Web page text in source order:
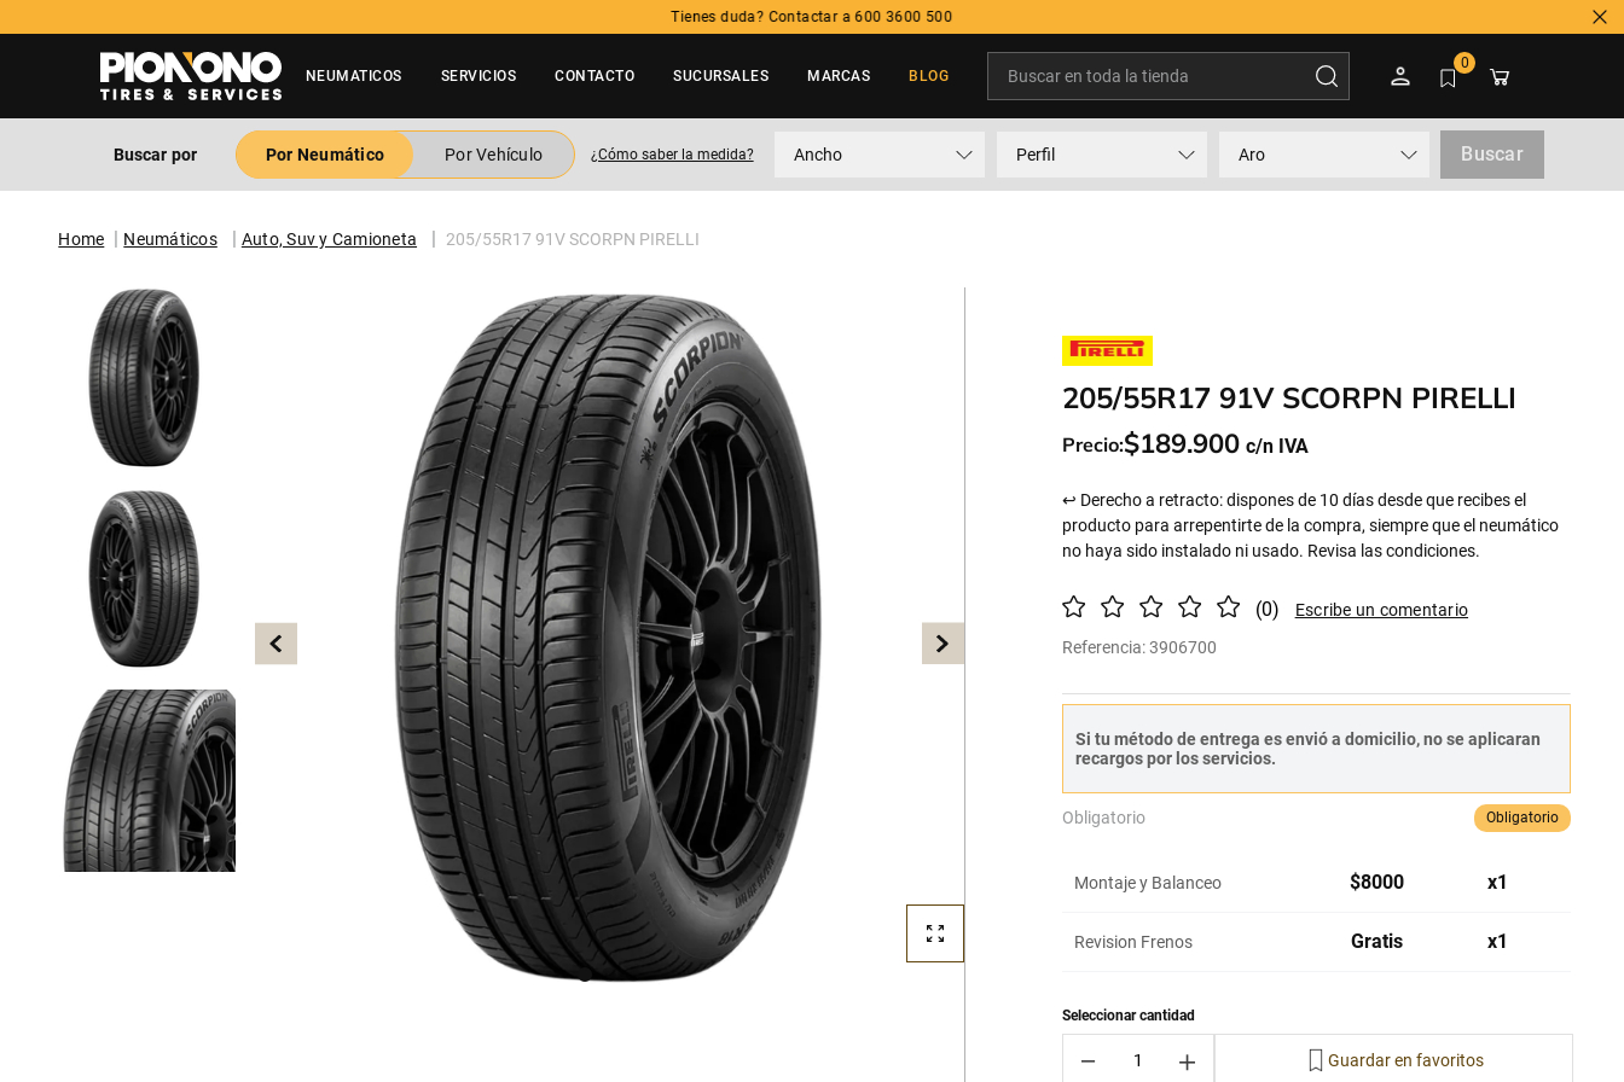
Tienes duda? Contactar a 600 3600 500
NEUMATICOS SERVICIOS CONTACTO SUCURSALES MARCAS BLOG
0
Buscar por Por Neumático Por Vehículo ¿Cómo saber la medida? Ancho Perfil Aro Buscar
Neumáticos Auto, Suv y Camioneta 205/55R17 91V SCORPN PIRELLI
205/55R17 91V SCORPN PIRELLI
Precio:$189.900
↩ Derecho a retracto: dispones de 10 días desde que recibes el
producto para arrepentirte de la compra, siempre que el neumático
no haya sido instalado ni usado. Revisa las condiciones.
(0)
Referencia:3906700
Si tu método de entrega es envió a domicilio, no se aplicaran
recargos por los servicios.
Obligatorio Obligatorio
Montaje y Balanceo $8000 x1
Revision Frenos Gratis x1
＋
－
TÉRMINOS MÁS BUSCADOS
. neumatico
3. 205
5. 235